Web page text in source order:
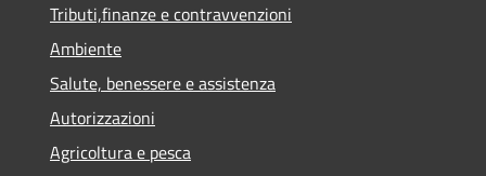
Tributi,finanze e contravvenzioni
Ambiente
Salute, benessere e assistenza
Autorizzazioni
Agricoltura e pesca